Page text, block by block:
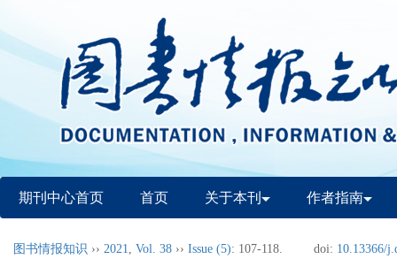
期刊中心首页 首页 关于本刊 作者指南
图书情报知识 ›› 2021, Vol. 38 ›› Issue (5): 107-118. doi: 10.13366/